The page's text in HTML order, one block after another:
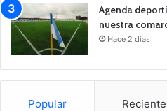
Agenda
nuestra
Hace 2 días
Popular Reciente